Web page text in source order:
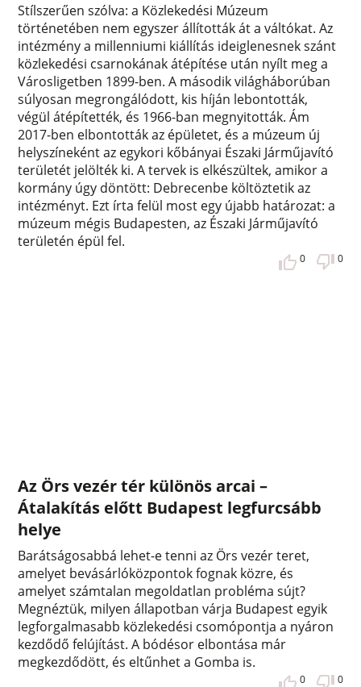
Stílszerűen szólva: a Közlekedési Múzeum
történetében nem egyszer állították át a váltókat. Az
intézmény a millenniumi kiállítás ideiglenesnek szánt
közlekedési csarnokának átépítése után nyílt meg a
Városligetben 1899-ben. A második világháborúban
súlyosan megrongálódott, kis híján lebontották,
végül átépítették, és 1966-ban megnyitották. Ám
2017-ben elbontották az épületet, és a múzeum új
helyszíneként az egykori kőbányai Északi Járműjavító
területét jelölték ki. A tervek is elkészültek, amikor a
kormány úgy döntött: Debrecenbe költöztetik az
intézményt. Ezt írta felül most egy újabb határozat: a
múzeum mégis Budapesten, az Északi Járműjavító
területén épül fel.
0 0
Az Örs vezér tér különös arcai –
Átalakítás előtt Budapest legfurcsább
helye
Barátságosabbá lehet-e tenni az Örs vezér teret,
amelyet bevásárlóközpontok fognak közre, és
amelyet számtalan megoldatlan probléma sújt?
Megnéztük, milyen állapotban várja Budapest egyik
legforgalmasabb közlekedési csomópontja a nyáron
kezdődő felújítást. A bódésor elbontása már
megkezdődött, és eltűnhet a Gomba is.
0 0